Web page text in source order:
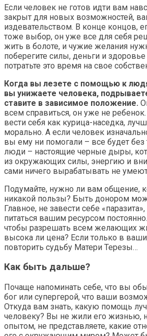
Если человек не готов идти вам
закрыт для новых возможностей,
издевательством. В конце концов,
тоже выбор, он уже все для себя
жить в болоте, и чужие желания
поберегите силы, деньги и
потратьте это время на свое
Когда вы лезете с помощью к
вы унижаете человека,
ставите в зависимое положение.
всем справиться, он уже не ребенок.
вести себя как курица-наседка,
морально. А если человек
вы ему ни помогали – все будет без
люди – настоящие черные дыры,
из окружающих силы, энергию и
сами ничего вырабатывать не
Подумайте, нужно ли вам общение,
никакой пользы? Быть донором
Главное, не завести себе
питаться вашим ресурсом
чтобы разрешать всем желающих
высока ли цена? Если только в
повторить судьбу Матери Терезы…
Как быть дальше?
Почаще напоминать себе, что вы
бог или супергерой, что ваши
Откуда вам знать, какую помощь
человеку? Вы не жили его жизнью,
опытом, не представляете, какие